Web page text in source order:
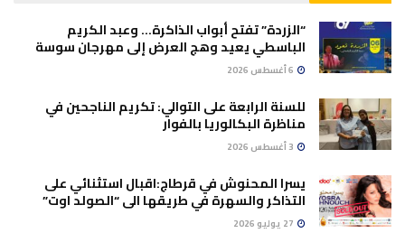
“الزردة” تفتح أبواب الذاكرة… وعبد الكريم
الباسطي يعيد وهج العرض إلى مهرجان سوسة
للسنة الرابعة على التوالي: تكريم الناجحين في
مناظرة البكالوريا بالفوار
يسرا المحنوش في قرطاج:اقبال استثنائي على
التذاكر والسهرة في طريقها الى “الصولد اوت”